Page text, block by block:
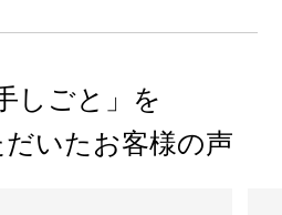
しごと」を
いたお客様の声